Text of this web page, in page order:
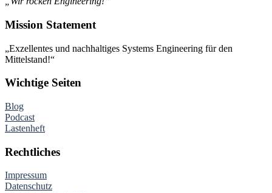
Mission Statement
„Exzellentes und nachhaltiges Systems Engineering für den
Mittelstand!“
Wichtige Seiten
Blog
Podcast
Lastenheft
Rechtliches
Impressum
Datenschutz